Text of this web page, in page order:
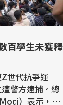
百學生未獲釋
世代抗爭運
警方逮捕。總
）表示，懲